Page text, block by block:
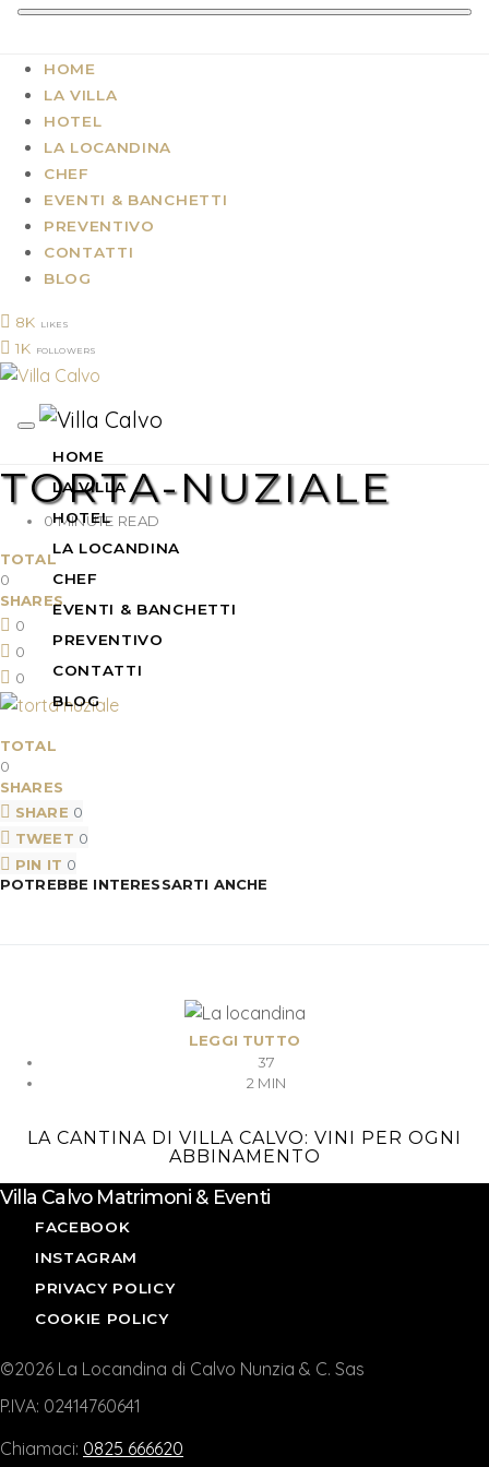
HOME
LA VILLA
HOTEL
LA LOCANDINA
CHEF
EVENTI & BANCHETTI
PREVENTIVO
CONTATTI
BLOG
8K LIKES
1K FOLLOWERS
HOME
LA VILLA
HOTEL
LA LOCANDINA
CHEF
EVENTI & BANCHETTI
PREVENTIVO
CONTATTI
BLOG
TORTA-NUZIALE
0 MINUTE READ
TOTAL
0
SHARES
0
0
0
TOTAL
0
SHARES
SHARE 0
TWEET 0
PIN IT 0
POTREBBE INTERESSARTI ANCHE
LEGGI TUTTO
37
2 MIN
LA CANTINA DI VILLA CALVO: VINI PER OGNI
ABBINAMENTO
Villa Calvo Matrimoni & Eventi
FACEBOOK
INSTAGRAM
PRIVACY POLICY
COOKIE POLICY
©2026 La Locandina di Calvo Nunzia & C. Sas
P.IVA: 02414760641
Chiamaci: 0825 666620